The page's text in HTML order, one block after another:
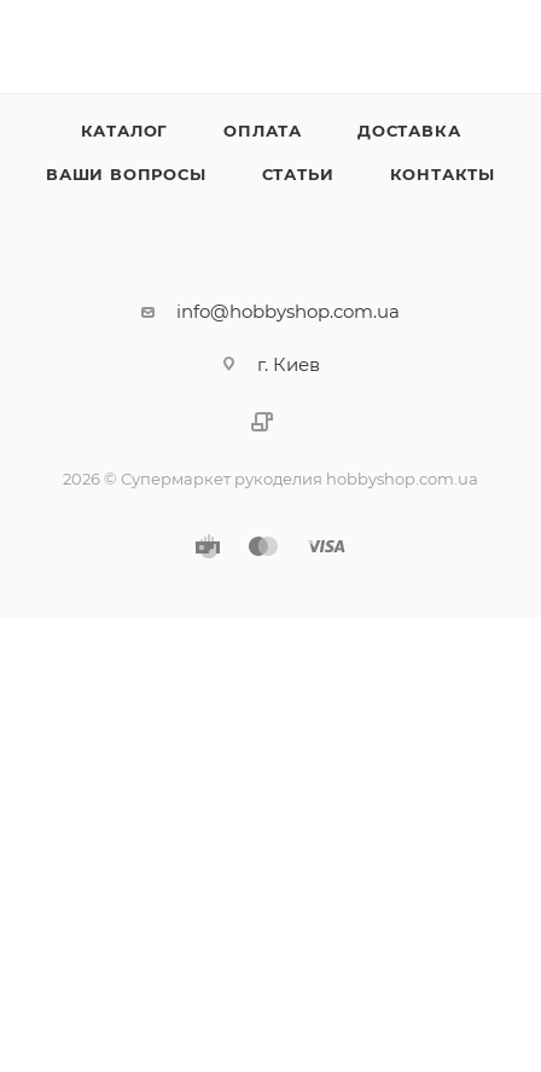
КАТАЛОГ ОПЛАТА ДОСТАВКА
ВАШИ ВОПРОСЫ СТАТЬИ КОНТАКТЫ
info@hobbyshop.com.ua
г. Киев
2026 © Супермаркет рукоделия hobbyshop.com.ua